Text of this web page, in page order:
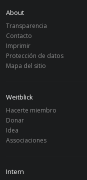
About
Transparencia
Contacto
Imprimir
Protección de datos
Mapa del sitio
Weitblick
Hacerte miembro
Donar
Idea
Associaciones
Intern